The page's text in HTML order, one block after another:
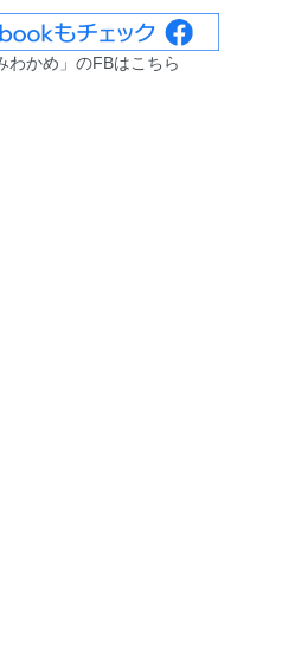
わかめ」のFBはこちら